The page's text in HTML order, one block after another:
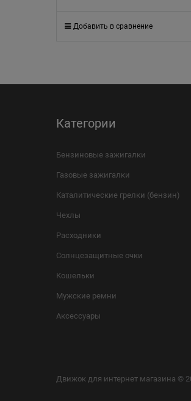
Добавить в сравнение
Категории
Бензиновые зажигалки
Газовые зажигалки
Каталитические грелки (бензин)
Чехлы
Расходники
Солнцезащитные очки
Кошельки
Мужские ремни
Аксессуары
Движок для интернет магазина ©